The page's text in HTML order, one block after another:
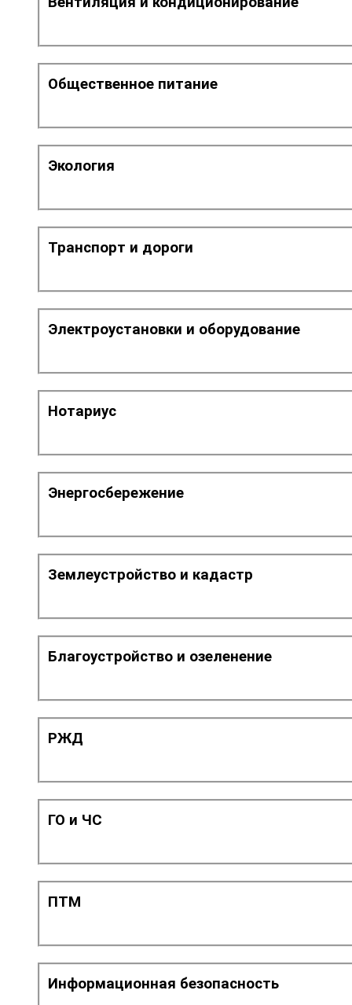
Общественное питание
Экология
Транспорт и дороги
Электроустановки и оборудование
Нотариус
Энергосбережение
Землеустройство и кадастр
Благоустройство и озеленение
РЖД
ГО и ЧС
ПТМ
Информационная безопасность